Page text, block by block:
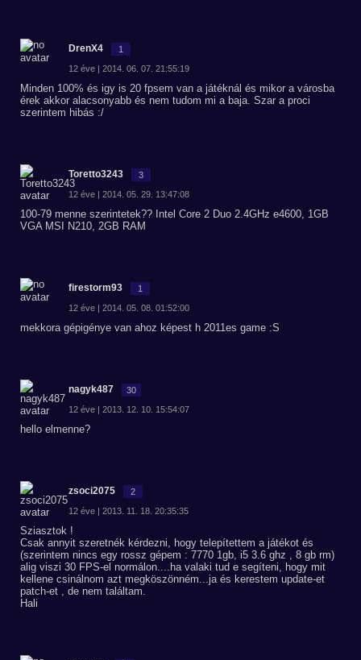
DrenX4 1
12 éve | 2014. 06. 07. 21:55:19
Minden 100% és igy is 20 fpsem van a játéknál és mikor a városba
érek akkor alacsonyabb és nem tudom mi a baja. Szar a proci
szerintem hibás :/
Toretto3243 3
12 éve | 2014. 05. 29. 13:47:08
100-79 menne szerintetek?? Intel Core 2 Duo 2.4GHz e4600, 1GB
VGA MSI N210, 2GB RAM
firestorm93 1
12 éve | 2014. 05. 08. 01:52:00
mekkora gépigénye van ahoz képest h 2011es game :S
nagyk487 30
12 éve | 2013. 12. 10. 15:54:07
hello elmenne?
zsoci2075 2
12 éve | 2013. 11. 18. 20:35:35
Sziasztok !
Csak annyit szeretnék kérdezni, hogy telepítettem a játékot és
(szerintem nincs egy rossz gépem : 7770 1gb, i5 3.6 ghz , 8 gb rm)
alig viszi 30 FPS-el normálon....ha valaki tud e segíteni, hogy mit
kellene csinálnom azt megköszönném...ja és kerestem update-et
patch-et , de nem találtam.
Hali